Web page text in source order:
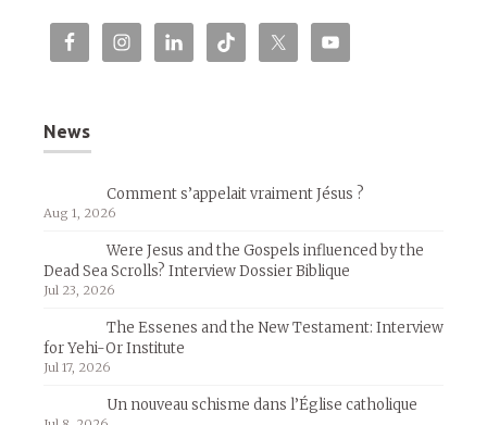
News
Comment s’appelait vraiment Jésus ?
Aug 1, 2026
Were Jesus and the Gospels influenced by the
Dead Sea Scrolls? Interview Dossier Biblique
Jul 23, 2026
The Essenes and the New Testament: Interview
for Yehi-Or Institute
Jul 17, 2026
Un nouveau schisme dans l’Église catholique